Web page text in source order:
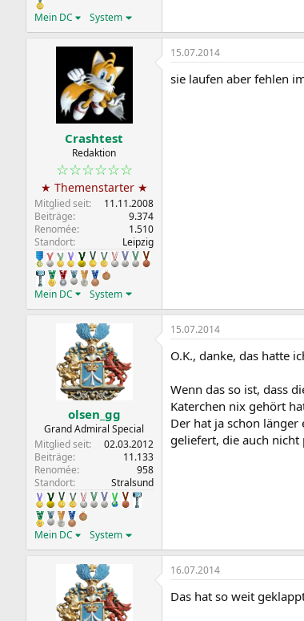
Mein DC System
Crashtest
Redaktion
☆☆☆☆☆☆
★ Themenstarter ★
Mitglied seit
11.11.2008
Beiträge
9.374
Renomée
1.510
Standort
Leipzig
Mein DC System
15.07.2014
sie laufen aber fehlen
olsen_gg
Grand Admiral Special
Mitglied seit
02.03.2012
Beiträge
11.133
Renomée
958
Standort
Stralsund
Mein DC System
15.07.2014
O.K., danke, das hatte
Wenn das so ist, dass
Katerchen nix gehört
Der hat ja schon länger
geliefert, die auch nicht
16.07.2014
Das hat so weit